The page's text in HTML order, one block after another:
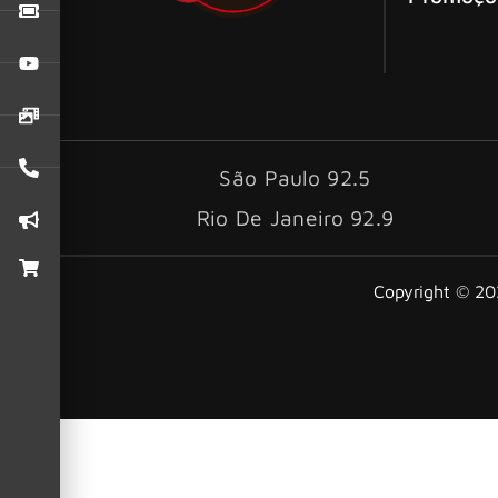
São Paulo 92.5
Rio De Janeiro 92.9
Copyright ©